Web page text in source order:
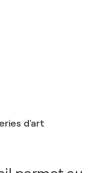
d'art